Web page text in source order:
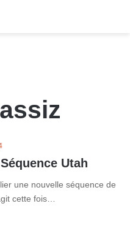
Utah
une nouvelle séquence de
cette fois…